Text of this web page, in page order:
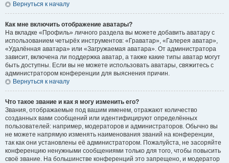
Вернуться к началу
Как мне включить отображение аватары?
На вкладке «Профиль» личного раздела вы можете добавить аватару с
использованием четырёх инструментов: «Граватар», «Галерея аватар»,
«Удалённая аватара» или «Загружаемая аватара». От администратора
зависит, включена ли поддержка аватар, а также какие типы аватар могут
быть доступны. Если вы не можете использовать аватары, свяжитесь с
администратором конференции для выяснения причин.
Вернуться к началу
Что такое звание и как я могу изменить его?
Звания, отображаемые под вашим именем, отражают количество
созданных вами сообщений или идентифицируют определённых
пользователей: например, модераторов и администраторов. Обычно вы
не можете напрямую изменять наименования званий на конференции,
так как они установлены её администратором. Пожалуйста, не засоряйте
конференцию ненужными сообщениями только для того, чтобы повысить
своё звание. На большинстве конференций это запрещено, и модератор